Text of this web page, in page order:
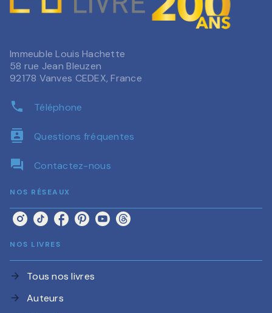
Immeuble Louis Hachette
58 rue Jean Bleuzen
92178 Vanves CEDEX, France
phone Téléphone
contacts Questions fréquentes
question_answer Contactez-nous
NOS RÉSEAUX
NOS LIVRES
arrow_forward Tous nos livres
arrow_forward Auteurs